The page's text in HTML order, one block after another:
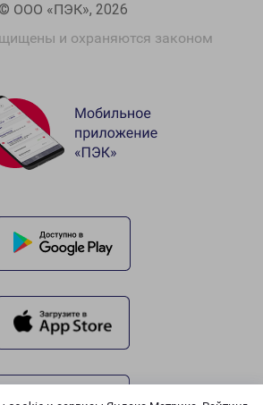
ООО «ПЭК», 2026
и охраняются законом